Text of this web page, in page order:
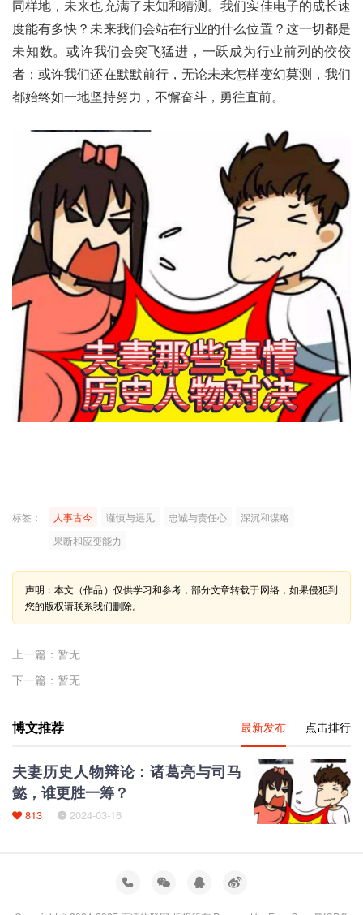
同样地，未来也充满了未知和猜测。我们实佳电子的成长速
度能有多快？未来我们会站在行业的什么位置？这一切都是
未知数。或许我们会突飞猛进，一跃成为行业前列的佼佼
者；或许我们还在默默前行，无论未来怎样变幻莫测，我们
都始终如一地坚持努力，不懈奋斗，勇往直前。
标签： 人事古今 谨慎与远见 忠诚与责任心
深沉和谋略
果断和应变能力
声明：本文（作品）仅供学习和参考，部分文章转载于网络，如果侵犯到
您的版权请联系我们删除。
上一篇：暂无
下一篇：暂无
博文推荐 最新发布 点击排行
夫妻历史人物辩论：诸葛亮与司马
懿，谁更胜一筹？
813 2024-03-16